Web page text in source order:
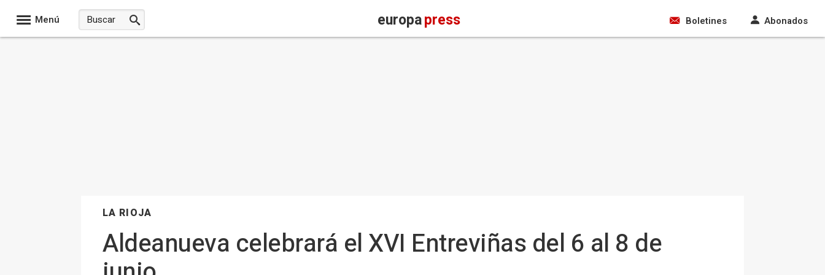
Menú europapress Boletines Abonados
LA RIOJA
Aldeanueva celebrará el XVI Entreviñas del 6 al 8 de